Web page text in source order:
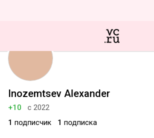
Inozemtsev Alexander
+10
с 2022
1 подписчик 1 подписка